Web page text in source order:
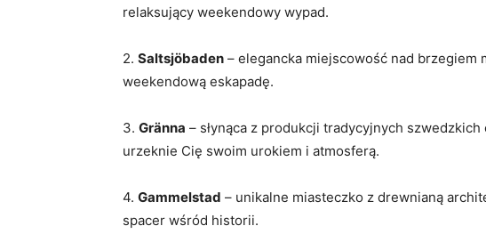
relaksujący weekendowy wypad.
2. Saltsjöbaden – elegancka miejscowość nad brzegiem
weekendową eskapadę.
3. Gränna – słynąca z produkcji tradycyjnych
urzeknie Cię swoim urokiem i atmosferą.
4. Gammelstad – unikalne miasteczko z drewnianą
spacer wśród historii.